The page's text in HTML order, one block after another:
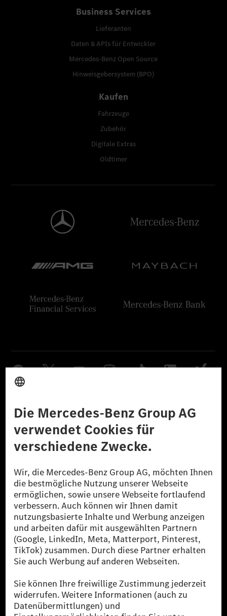
Business Services
Lieferanten
Daten & APIs für Entwickler
Mercedes-Benz Open Source
Hinweisgebersystem (BPO)
Kaufen
Fahrzeuge
Zubehör
Digitale Extras
Oldtimer
Datenschutz Lizenzhinweise Dritter Barrierefreiheit
© 2026 Mercedes-Benz Group AG. Alle Rechte vorbehalten.
[1] Bilanziell CO₂-neutral bedeutet, dass nicht vermiedene oder nicht
reduzierte CO₂-Emissionen bei der Mercedes-Benz Group durch
zertifizierte Ausgleichsprojekte kompensiert werden.
[2] Renewable Charging ist ein integraler Bestandteil von MB.CHARGE
Public in Europa, den USA, Kanada und China. Sofern an der jeweiligen
Ladestation noch kein Strom aus erneuerbaren Energien vorliegt,
verwendet Renewable Charging Grünstromzertifikate*. Diese stellen
sicher, dass für Ladevorgänge über MB.CHARGE Public eine äquivalente
Strommenge aus erneuerbaren Energien ins Stromnetz eingespeist wird.
als sechs Jahre sind.
* Inkl. EKOenergy Ökolabel
* Die angegebenen Werte wurden nach dem vorgeschriebenen
Messverfahren WLTP (Worldwide harmonised Light vehicles Test